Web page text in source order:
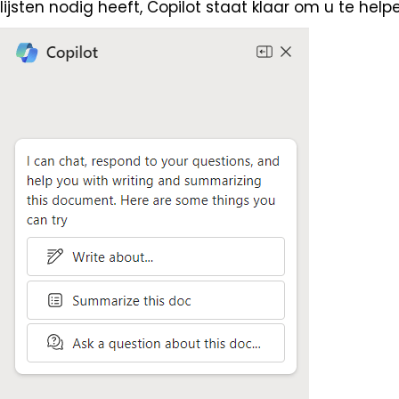
lijsten nodig heeft, Copilot staat klaar om u te